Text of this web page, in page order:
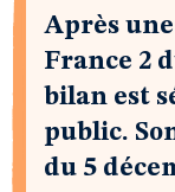
Après
France 2
bilan est
public.
du 5